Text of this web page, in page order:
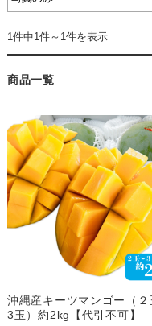
1件中1件～1件を表示
商品一覧
沖縄産キーツマンゴー（２
3玉）約2kg【代引不可】